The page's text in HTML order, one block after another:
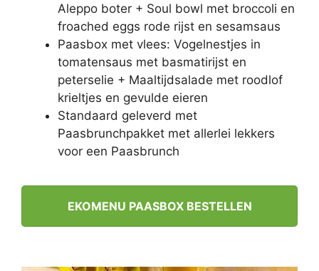
Aleppo boter + Soul bowl met broccoli en
froached eggs rode rijst en sesamsaus
Paasbox met vlees: Vogelnestjes in
tomatensaus met basmatirijst en
peterselie + Maaltijdsalade met roodlof
krieltjes en gevulde eieren
Standaard geleverd met
Paasbrunchpakket met allerlei lekkers
voor een Paasbrunch
EKOMENU PAASBOX BESTELLEN